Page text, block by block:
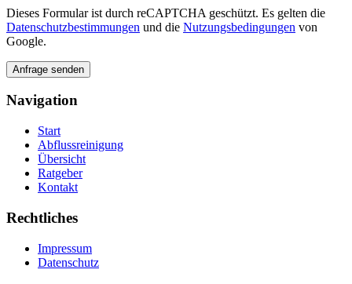
©Copyright -Insight Ideas2026
Last Updated: 2026-07-03